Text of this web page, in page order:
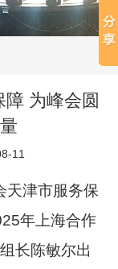
为峰会圆
11
天津市服务保
年上海合作
长陈敏尔出